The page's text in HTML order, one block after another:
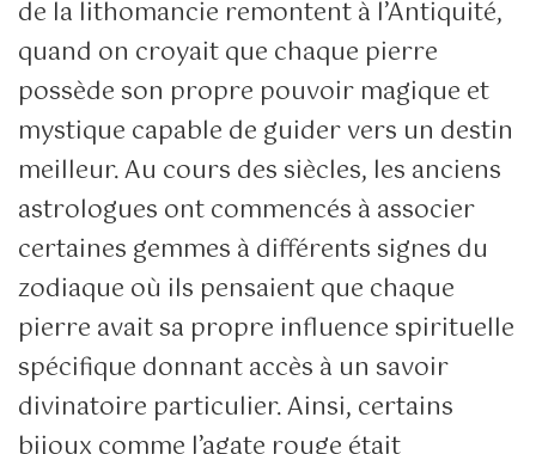
de la lithomancie remontent à l’Antiquité,
quand on croyait que chaque pierre
possède son propre pouvoir magique et
mystique capable de guider vers un destin
meilleur. Au cours des siècles, les anciens
astrologues ont commencés à associer
certaines gemmes à différents signes du
zodiaque où ils pensaient que chaque
pierre avait sa propre influence spirituelle
spécifique donnant accès à un savoir
divinatoire particulier. Ainsi, certains